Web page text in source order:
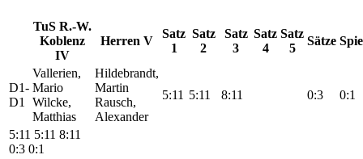
TuS R.-W.
Koblenz
IV
Herren V
Satz
1
Satz
2
Satz
3
Satz
4
Satz
5
Sätze
D1-
D1
Vallerien,
Mario
Wilcke,
Matthias
Hildebrandt,
Martin
Rausch,
Alexander
5:11 5:11 8:11 0:3 0:1
5:11 5:11 8:11
0:3 0:1